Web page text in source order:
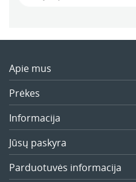
Apie mus
Prėkes
Informacija
Jūsų paskyra
Parduotuvės informacija